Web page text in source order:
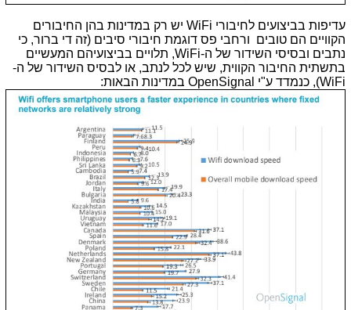
עדיפות בביצועים לחיבורי WiFi יש רק במדינות בהן החיבורים
הקוויים הם טובים ורחבי פס דוגמת חיבורי סיבים (זה די ברור, כי
נתבים ובסיסי השידור של ה-WiFi, תלויים בביצועיהם המעשיים
בתשתית החיבור הקווית, שיש לכל לנתב, או לבסיס השידור של ה-
WiFi), כנמדד ע"י OpenSignal במדינות הבאות: